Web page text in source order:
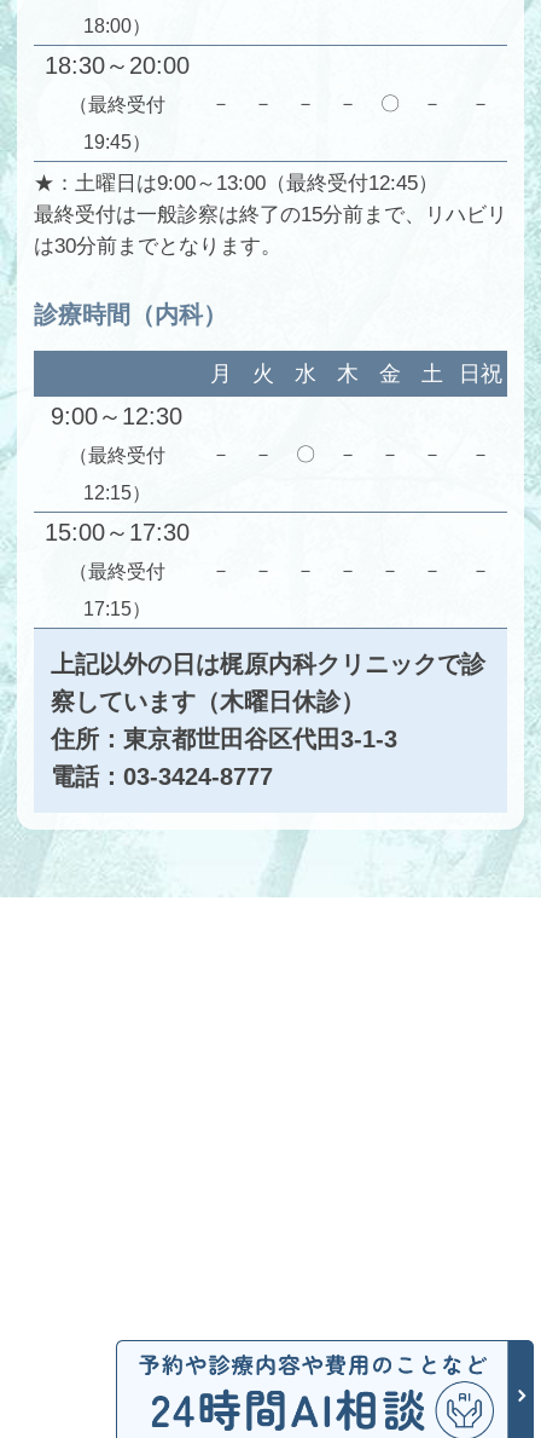
★：土曜日は9:00～13:00（最終受付12:45）
最終受付は一般診察は終了の15分前まで、リハビリ
は30分前までとなります。
18:00）
18:30～20:00
（最終受付
19:45）
－ － － － 〇 － －
診療時間（内科）
月 火 水 木 金 土 日祝
9:00～12:30
（最終受付
12:15）
－ － 〇 － － － －
15:00～17:30
（最終受付
17:15）
－ － － － － － －
上記以外の日は梶原内科クリニックで診
察しています（木曜日休診）
住所：東京都世田谷区代田3-1-3
電話：03-3424-8777
chatbot